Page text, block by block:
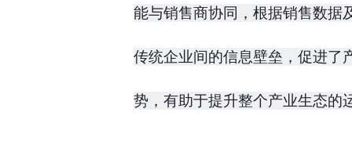
能与销售商协同，根据销售数据
传统企业间的信息壁垒，促进了
势，有助于提升整个产业生态的